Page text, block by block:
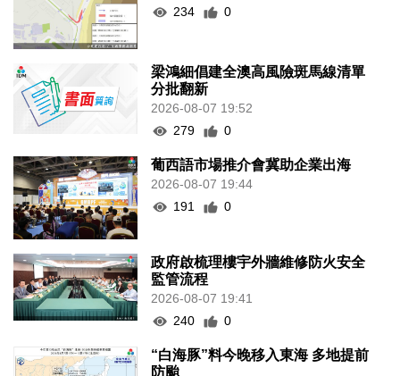
234
0
梁鴻細倡建全澳高風險斑馬線清單
分批翻新
2026-08-07 19:52
279
0
葡西語市場推介會冀助企業出海
2026-08-07 19:44
191
0
政府啟梳理樓宇外牆維修防火安全
監管流程
2026-08-07 19:41
240
0
“白海豚”料今晚移入東海 多地提前
防颱